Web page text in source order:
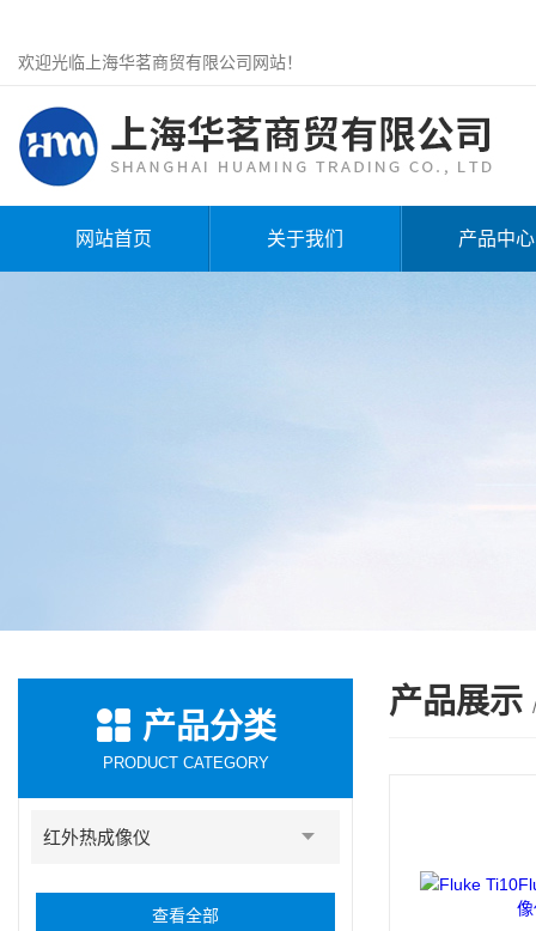
欢迎光临上海华茗商贸有限公司网站！
网站首页 关于我们 产品中心
产品分类
PRODUCT CATEGORY
红外热成像仪
查看全部
产品展示